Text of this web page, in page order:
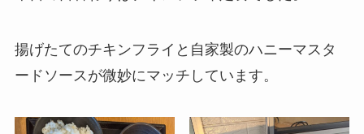
揚げたてのチキンフライと自家製のハニーマスタ
ードソースが微妙にマッチしています。